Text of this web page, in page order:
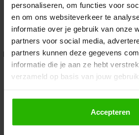
personaliseren, om functies voor
en om ons websiteverkeer te
informatie over je gebruik van onze
partners voor social media,
partners kunnen deze gegevens
informatie die je aan ze hebt
verzameld op basis van jouw
Als je op "Accepteer" klikt, dan geef
toestemming om cookies voor social
gepersonaliseerde advertenties te
Accepteren
Application error: a client-side
loadingwww.voordeeluitjes.nl (see the
information).